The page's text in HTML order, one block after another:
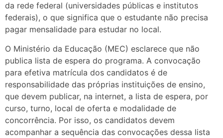
da rede federal (universidades públicas e institutos
federais), o que significa que o estudante não precisa
pagar mensalidade para estudar no local.
O Ministério da Educação (MEC) esclarece que não
publica lista de espera do programa. A convocação
para efetiva matrícula dos candidatos é de
responsabilidade das próprias instituições de ensino,
que devem publicar, na internet, a lista de espera, por
curso, turno, local de oferta e modalidade de
concorrência. Por isso, os candidatos devem
acompanhar a sequência das convocações dessa lista